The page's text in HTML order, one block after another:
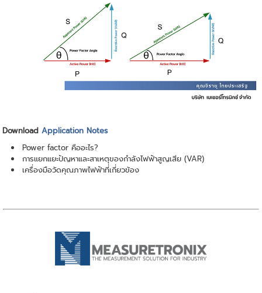
Download Application Notes
Power factor คืออะไร?
การแยกแยะปัญหาและสาเหตุของกำลังไฟฟ้าสูญเสีย (VAR)
เครื่องมือวัดคุณภาพไฟฟ้าที่เกี่ยวข้อง